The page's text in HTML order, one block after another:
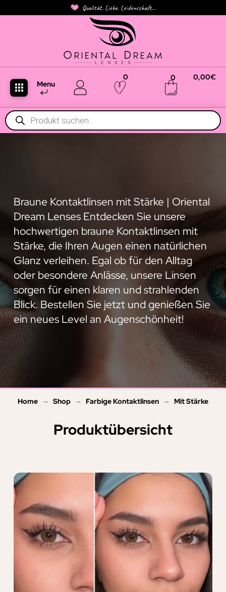
Qualität. Liebe. Leidenschaft...
Menu
0 0 0,00€
Products
search
Braune Kontaktlinsen mit Stärke | Oriental
Dream Lenses Entdecken Sie unsere
hochwertigen braune Kontaktlinsen mit
Stärke, die Ihren Augen einen natürlichen
Glanz verleihen. Egal ob für den Alltag
oder besondere Anlässe, unsere Linsen
sorgen für einen klaren und strahlenden
Blick. Bestellen Sie jetzt und genießen Sie
ein neues Level an Augenschönheit!
Home → Shop → Farbige Kontaktlinsen → Mit Stärke
Produktübersicht